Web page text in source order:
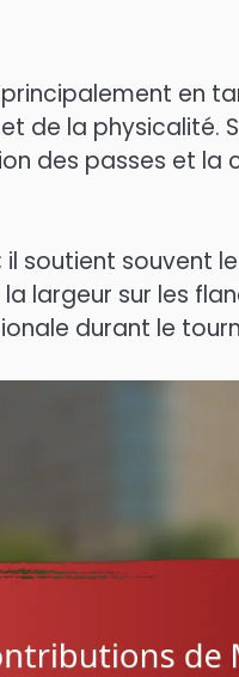
en
de la physicalité.
des passes et
soutient souvent
largeur sur les
durant le